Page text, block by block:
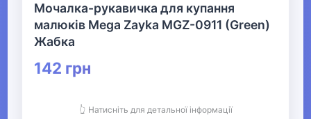
▶
Дитяча кімната
Для найменших
Мочалка-рукавичка для купання
малюків Mega Zayka MGZ-0911 (Green)
Жабка
142 грн
👆 Натисніть для детальної інформації